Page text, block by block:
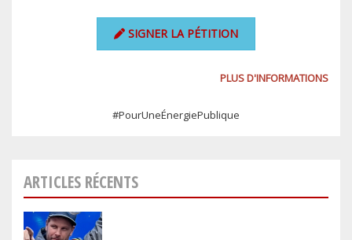
SIGNER LA PÉTITION
PLUS D'INFORMATIONS
#PourUneÉnergiePublique
ARTICLES RÉCENTS